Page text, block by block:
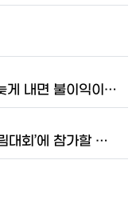
[진실 혹은 거짓] 세금을 늦게 내면 불이익이 있다는데 사실인가요? > 펀펀한 세금 Talk
세금 덕분에 ‘우주항공 그림대회’에 참가할 수 있었어요! > 세송이와 세륜이의 그림일기